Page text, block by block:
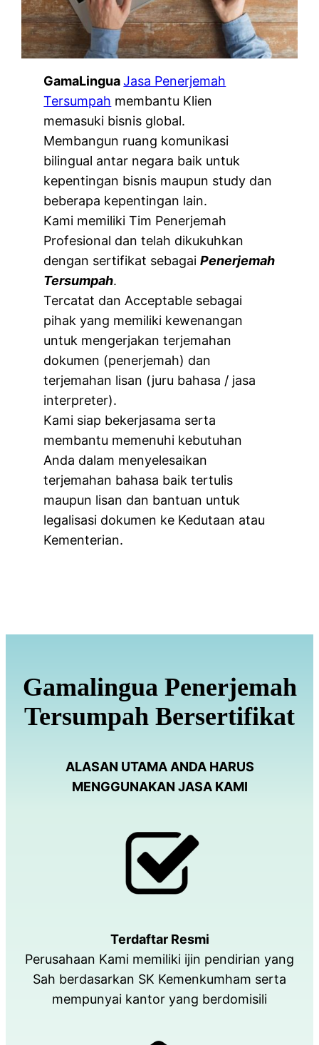
GamaLinguaJasa Penerjemah
Tersumpah membantu Klien
memasuki bisnis global.
Membangun ruang komunikasi
bilingual antar negara baik untuk
kepentingan bisnis maupun study dan
beberapa kepentingan lain.
Kami memiliki Tim Penerjemah
Profesional dan telah dikukuhkan
dengan sertifikat sebagaiPenerjemah
Tersumpah.
Tercatat dan Acceptable sebagai
pihak yang memiliki kewenangan
untuk mengerjakan terjemahan
dokumen (penerjemah) dan
terjemahan lisan (juru bahasa / jasa
interpreter).
Kami siap bekerjasama serta
membantu memenuhi kebutuhan
Anda dalam menyelesaikan
terjemahan bahasa baik tertulis
maupun lisan dan bantuan untuk
legalisasi dokumen ke Kedutaan atau
Kementerian.
Gamalingua Penerjemah
Tersumpah Bersertifikat
ALASAN UTAMA ANDA HARUS
MENGGUNAKAN JASA KAMI
Terdaftar Resmi
Perusahaan Kami memiliki ijin pendirian yang
Sah berdasarkan SK Kemenkumham serta
mempunyai kantor yang berdomisili